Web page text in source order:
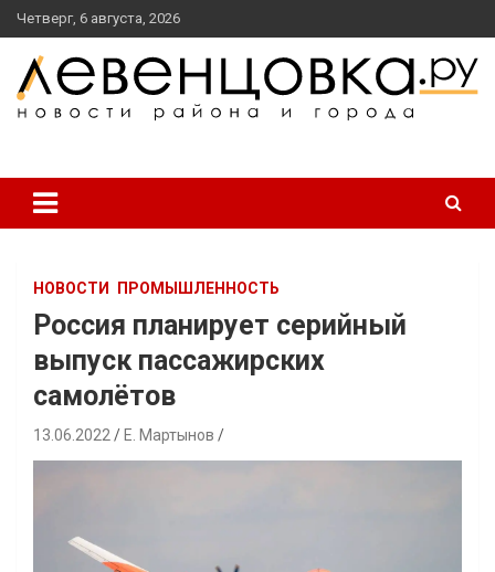
перейти
к
содержанию
Четверг, 6 августа, 2026
НОВОСТИ ПРОМЫШЛЕННОСТЬ
Россия планирует серийный
выпуск пассажирских
самолётов
13.06.2022 Е. Мартынов